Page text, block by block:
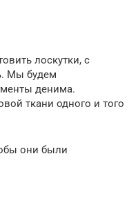
лоскутки, с
Мы будем
денима.
ткани одного и того
они были